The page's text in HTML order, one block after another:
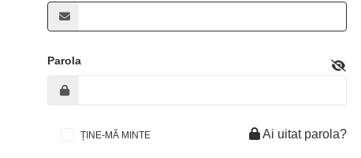
Parola
ȚINE-MĂ MINTE Ai uitat parola?